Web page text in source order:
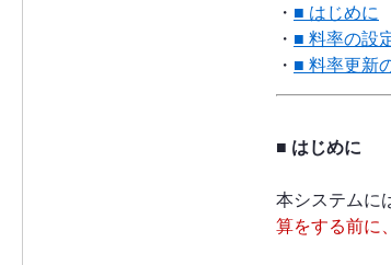
・ ■ はじめに
・ ■ 料率の設
・ ■ 料率更新
■ はじめに
本システムに
算をする前に